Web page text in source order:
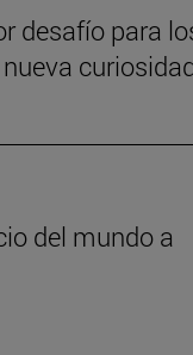
desafío para
del mundo a